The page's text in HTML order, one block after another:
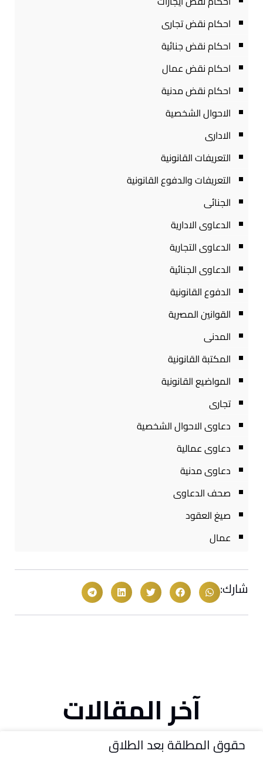
احكام نقض تجارى
احكام نقض جنائية
احكام نقض عمال
احكام نقض مدنية
الاحوال الشخصية
الادارى
التعريفات القانونية
التعريفات والدفوع القانونية
الجنائى
الدعاوى الادارية
الدعاوى التجارية
الدعاوى الجنائية
الدفوع القانونية
القوانين المصرية
المدنى
المكتبة القانونية
المواضيع القانونية
تجارى
دعاوى الاحوال الشخصية
دعاوى عمالية
دعاوى مدنية
صحف الدعاوى
صيغ العقود
عمال
شارك:
آخر المقالات
حقوق المطلقة بعد الطلاق